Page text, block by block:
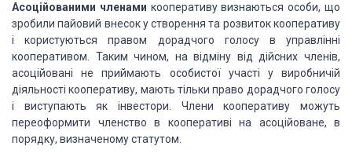
Асоційованими членами кооперативу визнаються особи, що
зробили пайовий внесок у створення та розвиток кооперативу
і користуються правом дорадчого голосу в управлінні
кооперативом. Таким чином, на відміну від дійсних членів,
асоційовані не приймають особистої участі у виробничій
діяльності кооперативу, мають тільки право дорадчого голосу
і виступають як інвестори. Члени кооперативу можуть
переоформити членство в кооперативі на асоційоване, в
порядку, визначеному статутом.